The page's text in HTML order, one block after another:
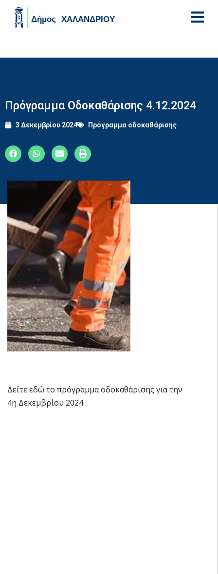
Πρόγραμμα Οδοκαθάρισης 4.12.2024
3 Δεκεμβρίου 2024 Πρόγραμμα οδοκαθάρισης
Δείτε εδώ το πρόγραμμα οδοκαθάρισης για την
4η Δεκεμβρίου 2024